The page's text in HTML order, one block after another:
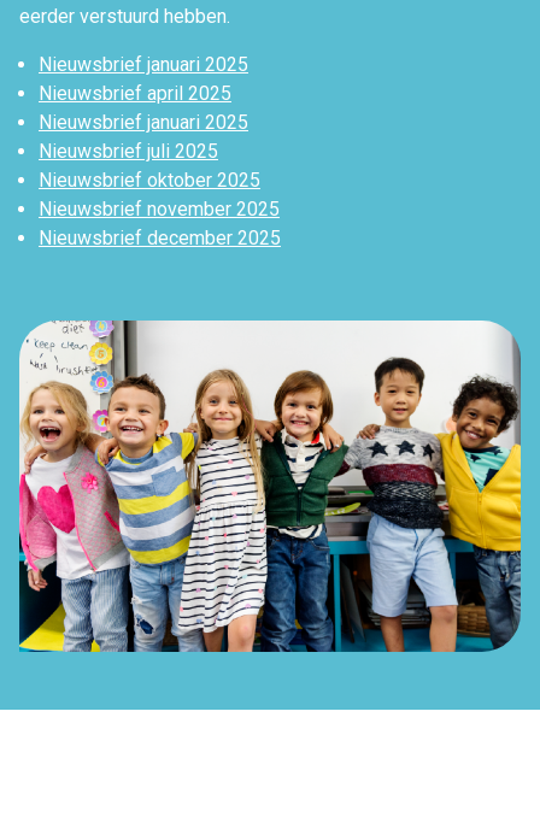
eerder verstuurd hebben.
Nieuwsbrief januari 2025
Nieuwsbrief april 2025
Nieuwsbrief januari 2025
Nieuwsbrief juli 2025
Nieuwsbrief oktober 2025
Nieuwsbrief november 2025
Nieuwsbrief december 2025